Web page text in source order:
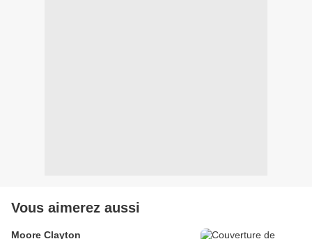
Vous aimerez aussi
Moore Clayton